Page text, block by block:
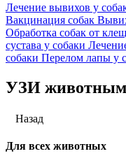
Лечение вывихов у
Вакцинация собак
Обработка собак от
сустава у собаки
собаки Перелом лапы у
УЗИ животным
Назад
Для всех животных